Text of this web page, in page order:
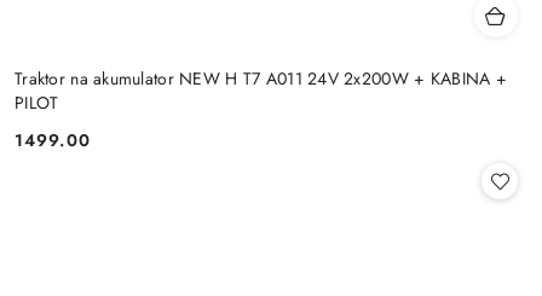
Traktor na akumulator NEW H T7 A011 24V 2x200W + KABINA +
PILOT
Cena:
1499.00